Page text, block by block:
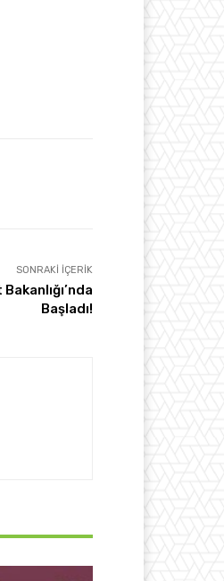
SONRAKI İÇERIK
Başladı!